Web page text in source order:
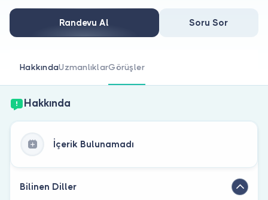
Doktor musunuz?
Randevu Al Soru Sor
HakkındaUzmanlıklarGörüşler
Hakkında
İçerik Bulunamadı
Bilinen Diller